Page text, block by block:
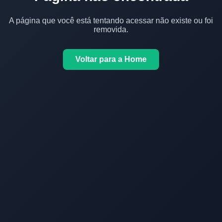
A página que você está tentando acessar não existe ou foi
removida.
Voltar para a Home